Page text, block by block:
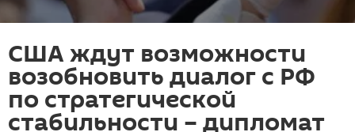
США ждут возможности
возобновить диалог с РФ
по стратегической
стабильности – дипломат